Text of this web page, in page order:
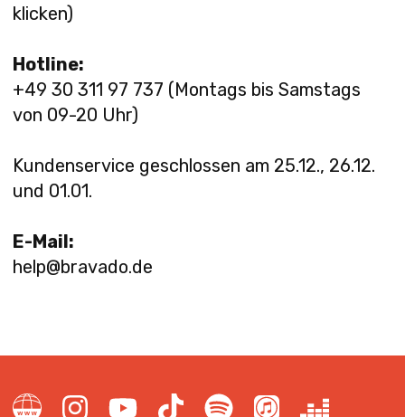
NEWSLETTER
MUSICAL
klicken)
Hotline:
+49 30 311 97 737 (Montags bis Samstags
von 09-20 Uhr)
Kundenservice geschlossen am 25.12., 26.12.
und 01.01.
E-Mail:
help@bravado.de